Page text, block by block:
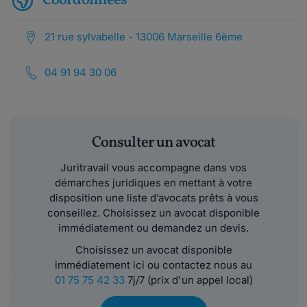
21 rue sylvabelle - 13006 Marseille 6ème
04 91 94 30 06
Consulter un avocat
Juritravail vous accompagne dans vos
démarches juridiques en mettant à votre
disposition une liste d’avocats prêts à vous
conseillez. Choisissez un avocat disponible
immédiatement ou demandez un devis.
Choisissez un avocat disponible
immédiatement ici ou contactez nous au
01 75 75 42 337j/7 (prix d'un appel local)